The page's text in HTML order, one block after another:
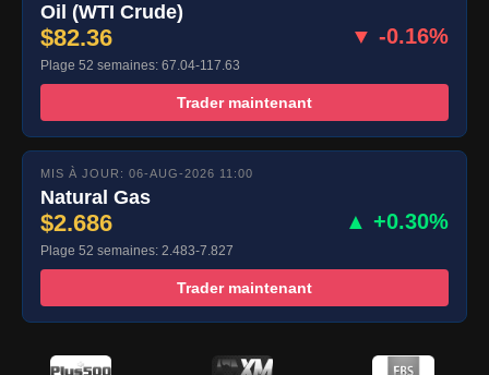
Oil (WTI Crude)
$82.36 ▼ -0.16%
Plage 52 semaines: 67.04-117.63
Trader maintenant
MIS À JOUR: 06-AUG-2026 11:00
Natural Gas
$2.686 ▲ +0.30%
Plage 52 semaines: 2.483-7.827
Trader maintenant